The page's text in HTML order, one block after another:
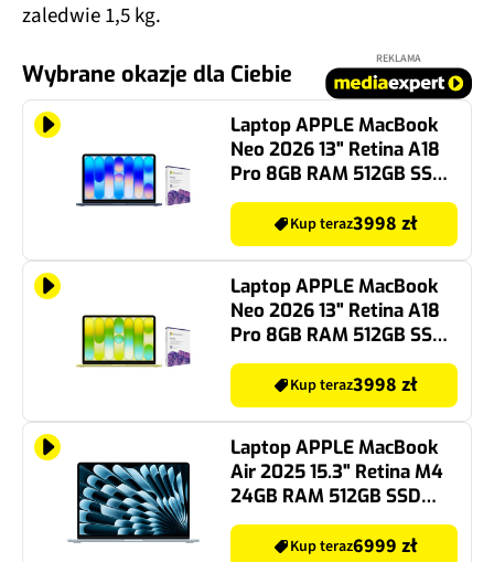
zaledwie 1,5 kg.
Wybrane okazje dla Ciebie
REKLAMA
Laptop APPLE MacBook
Neo 2026 13" Retina A18
Pro 8GB RAM 512GB SSD
macOS Indygo + Program
MICROSOFT 365 Family
Kup teraz3998 zł
Laptop APPLE MacBook
Neo 2026 13" Retina A18
Pro 8GB RAM 512GB SSD
macOS Cytrusowożółty +
Program MICROSOFT 365
Family
Kup teraz3998 zł
Laptop APPLE MacBook
Air 2025 15.3" Retina M4
24GB RAM 512GB SSD
macOS Błękitny
Kup teraz6999 zł